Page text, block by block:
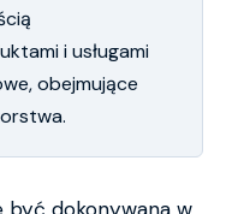
i usługami
obejmujące
być dokonywana w